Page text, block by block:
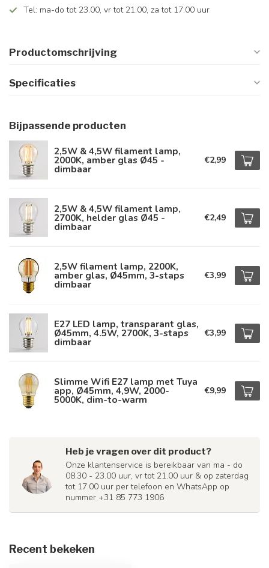
Tel: ma-do tot 23.00, vr tot 21.00, za tot 17.00 uur
Productomschrijving
Specificaties
Bijpassende producten
2,5W & 4,5W filament lamp,
2000K, amber glas Ø45 -
dimbaar
€2,99
2,5W & 4,5W filament lamp,
2700K, helder glas Ø45 -
dimbaar
€2,49
2,5W filament lamp, 2200K,
amber glas, Ø45mm, 3-staps
dimbaar
€3,99
E27 LED lamp, transparant glas,
Ø45mm, 4.5W, 2700K, 3-staps
dimbaar
€3,99
Slimme Wifi E27 lamp met Tuya
app, Ø45mm, 4,9W, 2000-
5000K, dim-to-warm
€9,99
Heb je vragen over dit product?
Onze klantenservice is bereikbaar van ma - do
08.30 - 23.00 uur, vr tot 21.00 uur & op zaterdag
tot 17.00 uur per telefoon en WhatsApp op
nummer +31 85 773 1906
Recent bekeken